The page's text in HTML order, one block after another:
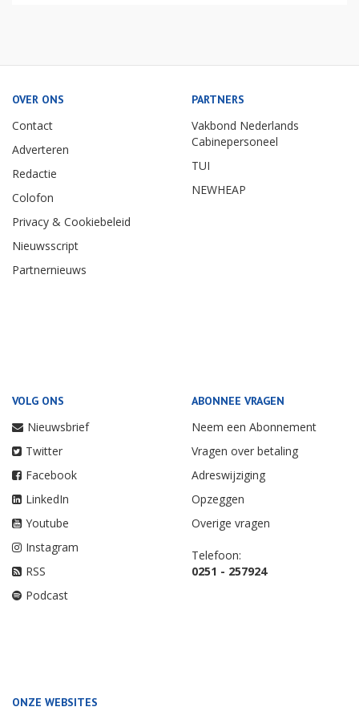
OVER ONS
Contact
Adverteren
Redactie
Colofon
Privacy & Cookiebeleid
Nieuwsscript
Partnernieuws
PARTNERS
Vakbond Nederlands
Cabinepersoneel
TUI
NEWHEAP
VOLG ONS
Nieuwsbrief
Twitter
Facebook
LinkedIn
Youtube
Instagram
RSS
Podcast
ABONNEE VRAGEN
Neem een Abonnement
Vragen over betaling
Adreswijziging
Opzeggen
Overige vragen
Telefoon:
0251 - 257924
ONZE WEBSITES